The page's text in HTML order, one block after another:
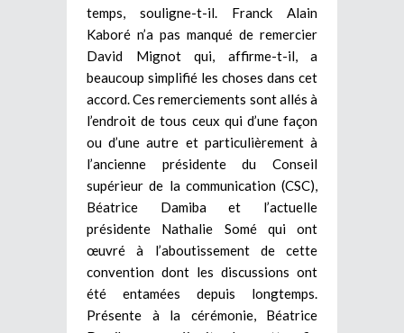
temps, souligne-t-il. Franck Alain
Kaboré n’a pas manqué de remercier
David Mignot qui, affirme-t-il, a
beaucoup simplifié les choses dans cet
accord. Ces remerciements sont allés à
l’endroit de tous ceux qui d’une façon
ou d’une autre et particulièrement à
l’ancienne présidente du Conseil
supérieur de la communication (CSC),
Béatrice Damiba et l’actuelle
présidente Nathalie Somé qui ont
œuvré à l’aboutissement de cette
convention dont les discussions ont
été entamées depuis longtemps.
Présente à la cérémonie, Béatrice